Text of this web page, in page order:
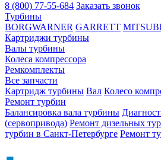
8 (800) 77-55-684 Заказать звонок
Турбины
BORGWARNER GARRETT
Картриджи турбины
Валы турбины
Колеса компрессора
Ремкомплекты
Все запчасти
Картридж турбины Вал Колесо
Ремонт турбин
Балансировка вала турбины
(сервопривода) Ремонт дизельных
турбин в Санкт-Петербурге Ремонт